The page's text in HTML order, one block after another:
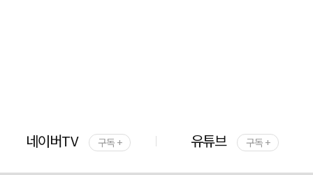
네이버TV 구독 + 유튜브 구독 +